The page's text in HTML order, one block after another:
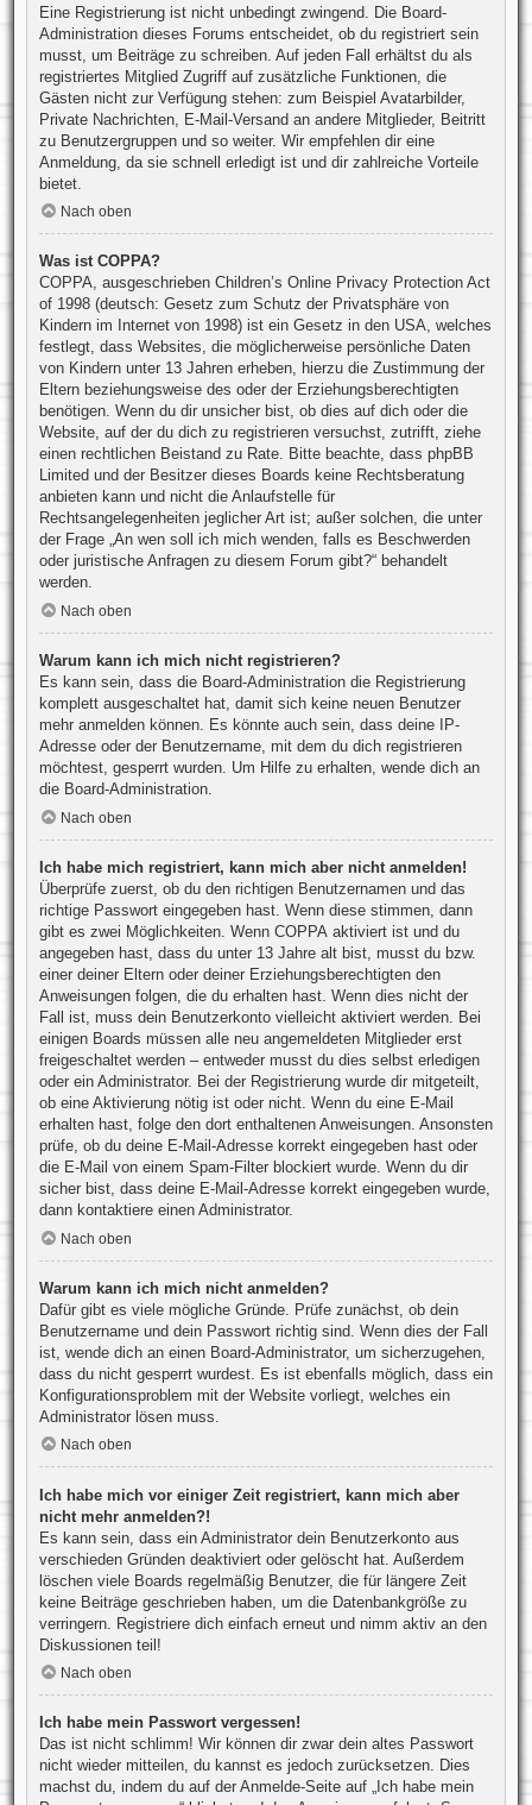
Eine Registrierung ist nicht unbedingt zwingend. Die Board-
Administration dieses Forums entscheidet, ob du registriert sein
musst, um Beiträge zu schreiben. Auf jeden Fall erhältst du als
registriertes Mitglied Zugriff auf zusätzliche Funktionen, die
Gästen nicht zur Verfügung stehen: zum Beispiel Avatarbilder,
Private Nachrichten, E-Mail-Versand an andere Mitglieder, Beitritt
zu Benutzergruppen und so weiter. Wir empfehlen dir eine
Anmeldung, da sie schnell erledigt ist und dir zahlreiche Vorteile
bietet.
Nach oben
Was ist COPPA?
COPPA, ausgeschrieben Children’s Online Privacy Protection Act
of 1998 (deutsch: Gesetz zum Schutz der Privatsphäre von
Kindern im Internet von 1998) ist ein Gesetz in den USA, welches
festlegt, dass Websites, die möglicherweise persönliche Daten
von Kindern unter 13 Jahren erheben, hierzu die Zustimmung der
Eltern beziehungsweise des oder der Erziehungsberechtigten
benötigen. Wenn du dir unsicher bist, ob dies auf dich oder die
Website, auf der du dich zu registrieren versuchst, zutrifft, ziehe
einen rechtlichen Beistand zu Rate. Bitte beachte, dass phpBB
Limited und der Besitzer dieses Boards keine Rechtsberatung
anbieten kann und nicht die Anlaufstelle für
Rechtsangelegenheiten jeglicher Art ist; außer solchen, die unter
der Frage „An wen soll ich mich wenden, falls es Beschwerden
oder juristische Anfragen zu diesem Forum gibt?“ behandelt
werden.
Nach oben
Warum kann ich mich nicht registrieren?
Es kann sein, dass die Board-Administration die Registrierung
komplett ausgeschaltet hat, damit sich keine neuen Benutzer
mehr anmelden können. Es könnte auch sein, dass deine IP-
Adresse oder der Benutzername, mit dem du dich registrieren
möchtest, gesperrt wurden. Um Hilfe zu erhalten, wende dich an
die Board-Administration.
Nach oben
Ich habe mich registriert, kann mich aber nicht anmelden!
Überprüfe zuerst, ob du den richtigen Benutzernamen und das
richtige Passwort eingegeben hast. Wenn diese stimmen, dann
gibt es zwei Möglichkeiten. Wenn COPPAaktiviert ist und du
angegeben hast, dass du unter 13 Jahre alt bist, musst du bzw.
einer deiner Eltern oder deiner Erziehungsberechtigten den
Anweisungen folgen, die du erhalten hast. Wenn dies nicht der
Fall ist, muss dein Benutzerkonto vielleicht aktiviert werden. Bei
einigen Boards müssen alle neu angemeldeten Mitglieder erst
freigeschaltet werden – entweder musst du dies selbst erledigen
oder ein Administrator. Bei der Registrierung wurde dir mitgeteilt,
ob eine Aktivierung nötig ist oder nicht. Wenn du eine E-Mail
erhalten hast, folge den dort enthaltenen Anweisungen. Ansonsten
prüfe, ob du deine E-Mail-Adresse korrekt eingegeben hast oder
die E-Mail von einem Spam-Filter blockiert wurde. Wenn du dir
sicher bist, dass deine E-Mail-Adresse korrekt eingegeben wurde,
dann kontaktiere einen Administrator.
Nach oben
Warum kann ich mich nicht anmelden?
Dafür gibt es viele mögliche Gründe. Prüfe zunächst, ob dein
Benutzername und dein Passwort richtig sind. Wenn dies der Fall
ist, wende dich an einen Board-Administrator, um sicherzugehen,
dass du nicht gesperrt wurdest. Es ist ebenfalls möglich, dass ein
Konfigurationsproblem mit der Website vorliegt, welches ein
Administrator lösen muss.
Nach oben
Ich habe mich vor einiger Zeit registriert, kann mich aber
nicht mehr anmelden?!
Es kann sein, dass ein Administrator dein Benutzerkonto aus
verschieden Gründen deaktiviert oder gelöscht hat. Außerdem
löschen viele Boards regelmäßig Benutzer, die für längere Zeit
keine Beiträge geschrieben haben, um die Datenbankgröße zu
verringern. Registriere dich einfach erneut und nimm aktiv an den
Diskussionen teil!
Nach oben
Ich habe mein Passwort vergessen!
Das ist nicht schlimm! Wir können dir zwar dein altes Passwort
nicht wieder mitteilen, du kannst es jedoch zurücksetzen. Dies
machst du, indem du auf der Anmelde-Seite auf „Ich habe mein